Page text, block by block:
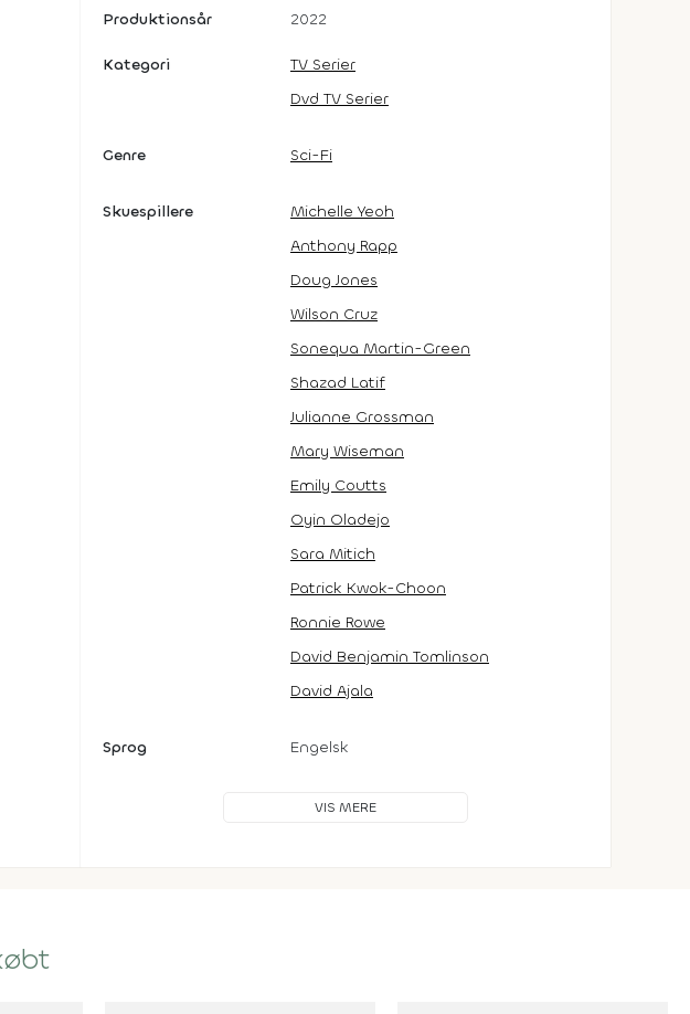
Produktionsår 2022
Kategori
TV Serier
Dvd TV Serier
Genre Sci-Fi
Skuespillere
Michelle Yeoh
Anthony Rapp
Doug Jones
Wilson Cruz
Sonequa Martin-Green
Shazad Latif
Julianne Grossman
Mary Wiseman
Emily Coutts
Oyin Oladejo
Sara Mitich
Patrick Kwok-Choon
Ronnie Rowe
David Benjamin Tomlinson
David Ajala
Sprog Engelsk
VIS MERE